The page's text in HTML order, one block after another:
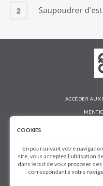
2 Saupoudrer
ACCÉDER AUX
DÉCOUVRIR
QOOQ
COOKIES
En poursuivant votre
site, vous acceptez l’utilisation
dans le but de vous proposer
correspondant à votre